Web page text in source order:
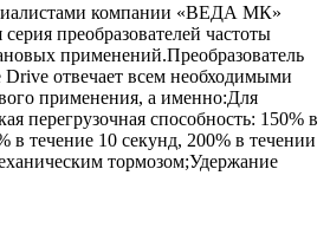
компании «ВЕДА МК»
преобразователей частоты
применений.Преобразователь
отвечает всем необходимыми
применения, а именно:Для
перегрузочная способность: 150% в
в течение 10 секунд, 200% в течении
тормозом;Удержание